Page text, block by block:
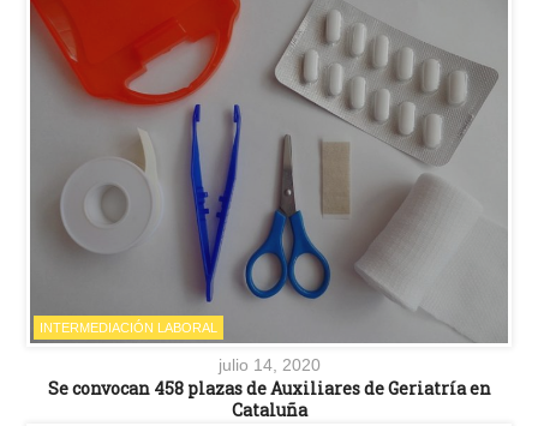
INTERMEDIACIÓN LABORAL
julio 14, 2020
Se convocan 458 plazas de Auxiliares de Geriatría en
Cataluña